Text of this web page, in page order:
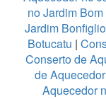
no Jardim
Jardim
Botucatu |
Conserto de
de
Aquecedor